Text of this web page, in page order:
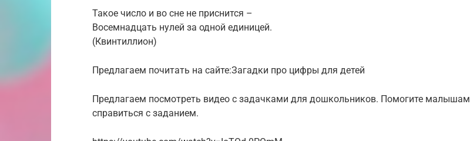
Такое число и во сне не приснится –
Восемнадцать нулей за одной единицей.
(Квинтиллион)
Предлагаем почитать на сайте:Загадки про цифры для детей
Предлагаем посмотреть видео с задачками для дошкольников. Помогите малышам
справиться с заданием.